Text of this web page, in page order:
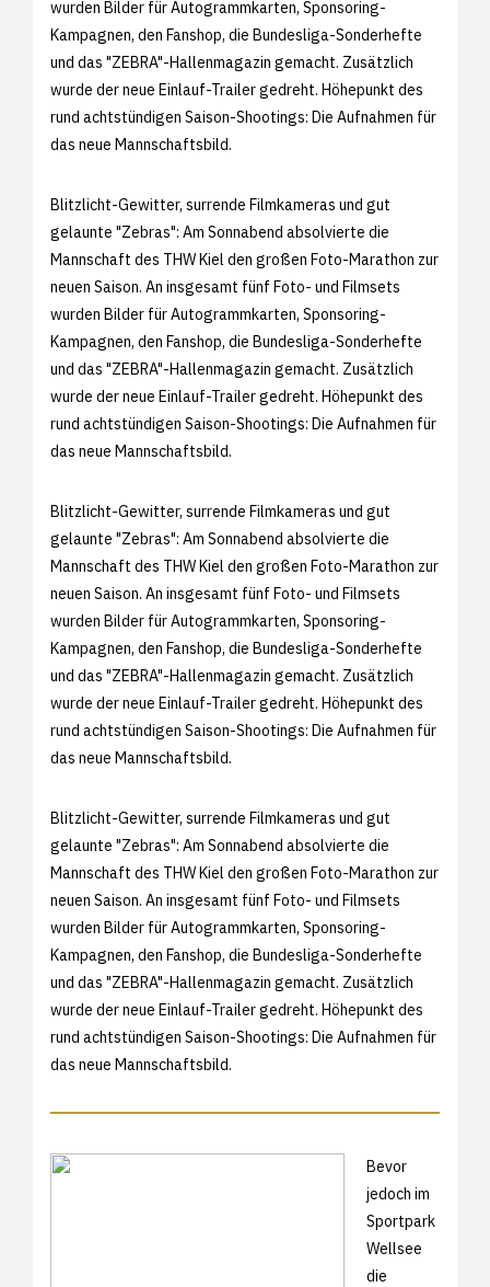
wurden Bilder für Autogrammkarten, Sponsoring-
Kampagnen, den Fanshop, die Bundesliga-Sonderhefte
und das "ZEBRA"-Hallenmagazin gemacht. Zusätzlich
wurde der neue Einlauf-Trailer gedreht. Höhepunkt des
rund achtstündigen Saison-Shootings: Die Aufnahmen für
das neue Mannschaftsbild.
Blitzlicht-Gewitter, surrende Filmkameras und gut
gelaunte "Zebras": Am Sonnabend absolvierte die
Mannschaft des THW Kiel den großen Foto-Marathon zur
neuen Saison. An insgesamt fünf Foto- und Filmsets
wurden Bilder für Autogrammkarten, Sponsoring-
Kampagnen, den Fanshop, die Bundesliga-Sonderhefte
und das "ZEBRA"-Hallenmagazin gemacht. Zusätzlich
wurde der neue Einlauf-Trailer gedreht. Höhepunkt des
rund achtstündigen Saison-Shootings: Die Aufnahmen für
das neue Mannschaftsbild.
Blitzlicht-Gewitter, surrende Filmkameras und gut
gelaunte "Zebras": Am Sonnabend absolvierte die
Mannschaft des THW Kiel den großen Foto-Marathon zur
neuen Saison. An insgesamt fünf Foto- und Filmsets
wurden Bilder für Autogrammkarten, Sponsoring-
Kampagnen, den Fanshop, die Bundesliga-Sonderhefte
und das "ZEBRA"-Hallenmagazin gemacht. Zusätzlich
wurde der neue Einlauf-Trailer gedreht. Höhepunkt des
rund achtstündigen Saison-Shootings: Die Aufnahmen für
das neue Mannschaftsbild.
Blitzlicht-Gewitter, surrende Filmkameras und gut
gelaunte "Zebras": Am Sonnabend absolvierte die
Mannschaft des THW Kiel den großen Foto-Marathon zur
neuen Saison. An insgesamt fünf Foto- und Filmsets
wurden Bilder für Autogrammkarten, Sponsoring-
Kampagnen, den Fanshop, die Bundesliga-Sonderhefte
und das "ZEBRA"-Hallenmagazin gemacht. Zusätzlich
wurde der neue Einlauf-Trailer gedreht. Höhepunkt des
rund achtstündigen Saison-Shootings: Die Aufnahmen für
das neue Mannschaftsbild.
Bevor
jedoch im
Sportpark
Wellsee
die